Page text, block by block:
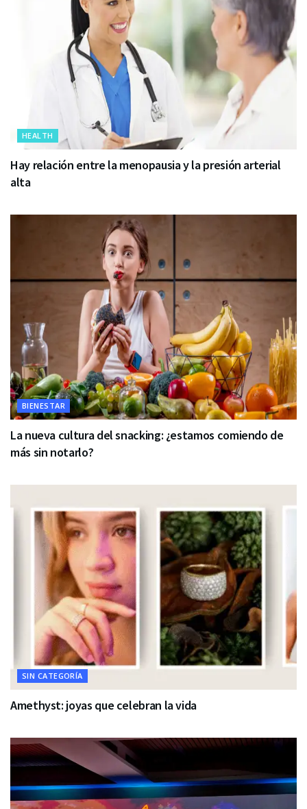
HEALTH
Hay relación entre la menopausia y la presión arterial
alta
BIENESTAR
La nueva cultura del snacking: ¿estamos comiendo de
más sin notarlo?
SIN CATEGORÍA
Amethyst: joyas que celebran la vida